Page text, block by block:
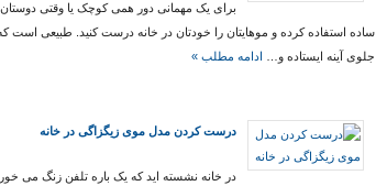
برای یک مهمانی دور همی کوچک یا وقتی
ساده استفاده کرده و موهایتان را خودتان در خانه درست کنید. طبیعی است
جلوی آینه ایستاده و… ادامه مطلب »
درست کردن مدل موی زیگزاگی در خانه
در خانه نشسته اید که یک باره تلفن زنگ می